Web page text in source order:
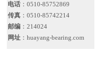
电话 ：0510-85752869
传真 ：0510-85742214
邮编 ：214024
网址 ：huayang-bearing.com